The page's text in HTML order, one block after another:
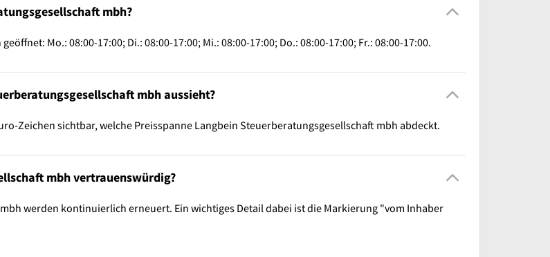
mbh?
Mo.: 08:00-17:00; Di.: 08:00-17:00; Mi.: 08:00-17:00; Do.: 08:00-17:00; Fr.: 08:00-17:00.
mbh aussieht?
Zeichen sichtbar, welche Preisspanne Langbein Steuerberatungsgesellschaft mbh abdeckt.
mbh vertrauenswürdig?
werden kontinuierlich erneuert. Ein wichtiges Detail dabei ist die Markierung "vom Inhaber